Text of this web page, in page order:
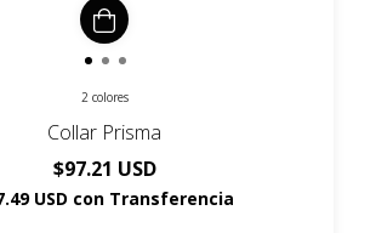
2 colores
Collar Prisma
$97.21 USD
USD con Transferencia